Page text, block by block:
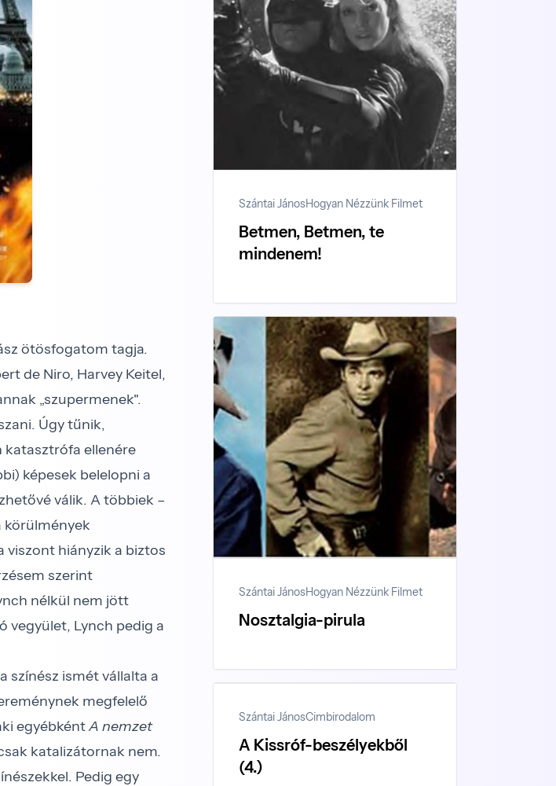
ötösfogatom tagja.
de Niro, Harvey Keitel,
„szupermenek".
Úgy tűnik,
katasztrófa ellenére
képesek belelopni a
válik. A többiek –
körülmények
viszont hiányzik a biztos
szerint
nélkül nem jött
vegyület, Lynch pedig a
színész ismét vállalta a
megfelelő
egyébkéntA nemzet
katalizátornak nem.
Pedig egy
Szántai JánosHogyan Nézzünk Filmet
Betmen, Betmen, te
mindenem!
Szántai JánosHogyan Nézzünk Filmet
Nosztalgia-pirula
Szántai JánosCimbirodalom
A Kissróf-beszélyekből
(4.)